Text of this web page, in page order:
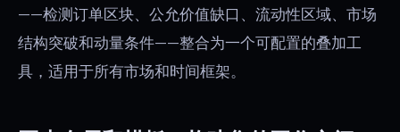
——检测订单区块、公允价值缺口、流动性区域、市场
结构突破和动量条件——整合为一个可配置的叠加工
具，适用于所有市场和时间框架。